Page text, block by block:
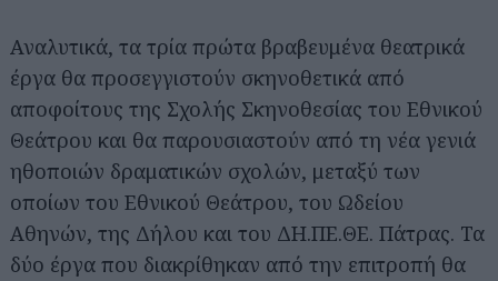
Αναλυτικά, τα τρία πρώτα βραβευμένα θεατρικά
έργα θα προσεγγιστούν σκηνοθετικά από
αποφοίτους της Σχολής Σκηνοθεσίας του Εθνικού
Θεάτρου και θα παρουσιαστούν από τη νέα γενιά
ηθοποιών δραματικών σχολών, μεταξύ των
οποίων του Εθνικού Θεάτρου, του Ωδείου
Αθηνών, της Δήλου και του ΔΗ.ΠΕ.ΘΕ. Πάτρας. Τα
δύο έργα που διακρίθηκαν από την επιτροπή θα